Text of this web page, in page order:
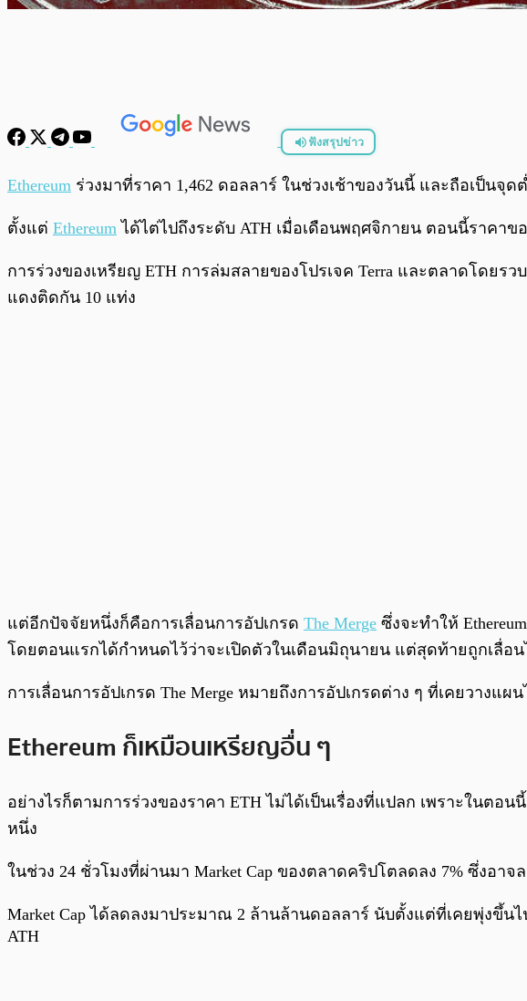
ฟังสรุปข่าว
พร้อมเล่น
Ethereum ร่วงมาที่ราคา 1,462 ดอลลาร์ ในช่วงเช้าของวันนี้ และถือเป็น
ตั้งแต่ Ethereum ได้ไต่ไปถึงระดับ ATH เมื่อเดือนพฤศจิกายน ตอนนี้ราคาขอ
การร่วงของเหรียญ ETH การล่มสลายของโปรเจค Terra และตลาดโดยร
แดงติดกัน 10 แท่ง
แต่อีกปัจจัยหนึ่งก็คือการเลื่อนการอัปเกรด The Merge ซึ่งจะทำให้
โดยตอนแรกได้กำหนดไว้ว่าจะเปิดตัวในเดือนมิถุนายน แต่สุดท้ายถูกเลื่อ
การเลื่อนการอัปเกรด The Merge หมายถึงการอัปเกรดต่าง ๆ ที่เคยวางแ
Ethereum ก็เหมือนเหรียญอื่น ๆ
อย่างไรก็ตามการร่วงของราคา ETH ไม่ได้เป็นเรื่องที่แปลก เพราะในต
หนึ่ง
ในช่วง 24 ชั่วโมงที่ผ่านมา Market Cap ของตลาดคริปโตลดลง 7% ซึ่งอา
Market Cap ได้ลดลงมาประมาณ 2 ล้านล้านดอลลาร์ นับตั้งแต่ที่เคยพุ่งขึ้น
ATH